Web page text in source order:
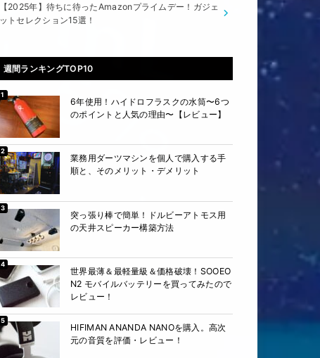
【2025年】待ちに待ったAmazonプライムデー！ガジェ
ットセレクション15選！
週間ランキングTOP10
6年使用！ハイドロフラスクの水筒〜6つ
のポイントと人気の理由〜【レビュー】
業務用ダーツマシンを個人で購入する手
順と、そのメリット・デメリット
突っ張り棒で簡単！ドルビーアトモス用
の天井スピーカー構築方法
世界最薄＆最軽量級＆価格破壊！SOOEO
N2 モバイルバッテリーを買ってみたので
レビュー！
HIFIMAN ANANDA NANOを購入。高次
元の音質を評価・レビュー！